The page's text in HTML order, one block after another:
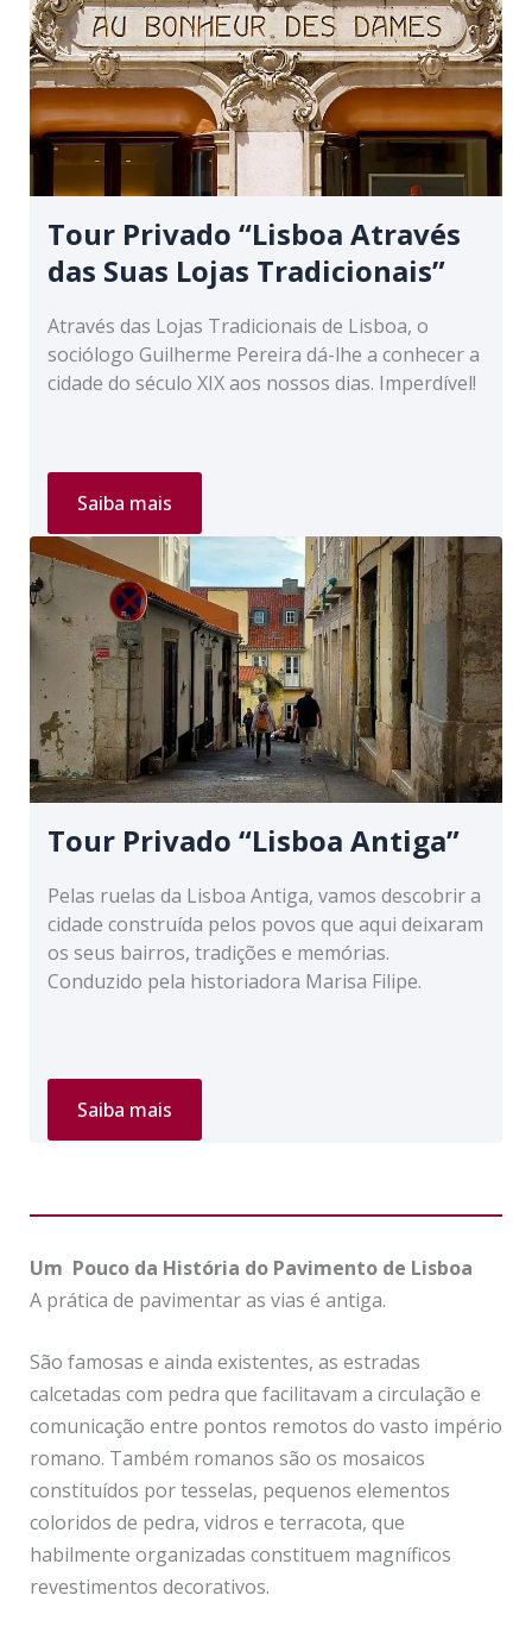
Tour Privado “Lisboa Através
das Suas Lojas Tradicionais”
Através das Lojas Tradicionais de Lisboa, o
sociólogo Guilherme Pereira dá-lhe a conhecer a
cidade do século XIX aos nossos dias. Imperdível!
Tour
Privado
“Lisboa
Através
das
Suas
Lojas
Tradicionais”
Saiba mais
Tour Privado “Lisboa Antiga”
Pelas ruelas da Lisboa Antiga, vamos descobrir a
cidade construída pelos povos que aqui deixaram
os seus bairros, tradições e memórias.
Conduzido pela historiadora Marisa Filipe.
Tour
Privado
“Lisboa
Saiba mais
Um Pouco da História do Pavimento de Lisboa
A prática de pavimentar as vias é antiga.
São famosas e ainda existentes, as estradas
calcetadas com pedra que facilitavam a circulação e
comunicação entre pontos remotos do vasto império
romano. Também romanos são os mosaicos
constituídos por tesselas, pequenos elementos
coloridos de pedra, vidros e terracota, que
habilmente organizadas constituem magníficos
revestimentos decorativos.